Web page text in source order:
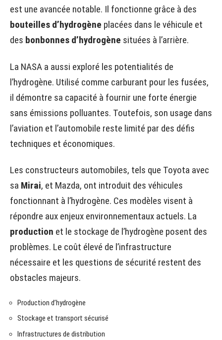
est une avancée notable. Il fonctionne grâce à des
bouteilles d’hydrogène placées dans le véhicule et
des bonbonnes d’hydrogène situées à l’arrière.
La NASA a aussi exploré les potentialités de
l’hydrogène. Utilisé comme carburant pour les fusées,
il démontre sa capacité à fournir une forte énergie
sans émissions polluantes. Toutefois, son usage dans
l’aviation et l’automobile reste limité par des défis
techniques et économiques.
Les constructeurs automobiles, tels que Toyota avec
sa Mirai, et Mazda, ont introduit des véhicules
fonctionnant à l’hydrogène. Ces modèles visent à
répondre aux enjeux environnementaux actuels. La
production et le stockage de l’hydrogène posent des
problèmes. Le coût élevé de l’infrastructure
nécessaire et les questions de sécurité restent des
obstacles majeurs.
Production d’hydrogène
Stockage et transport sécurisé
Infrastructures de distribution